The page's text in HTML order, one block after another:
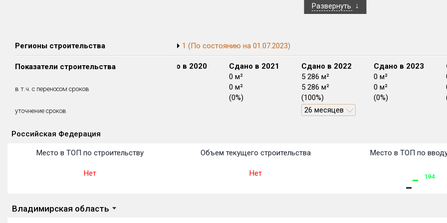
Развернуть
Регионы строительства 1 (По состоянию на 01.07.2023)
Показатели строительства
в т.ч. с переносом сроков
уточнение сроков
Сдано в 2018
15 873 м²
3 месяцев
Сдано в 2019
0 м²
Сдано в 2020
Сдано в 2021
0 м²
0 м²
(0%)
Сдано в 2022
5 286 м²
5 286 м²
(100%)
26 месяцев
Сдано в 2023
0 м²
0 м²
(0%)
Российская Федерация
Место в ТОП по строительству
Нет
Объем текущего строительства
Нет
Место в ТОП по
194
Владимирская область